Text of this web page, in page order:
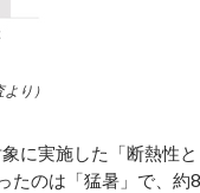
り）
に実施した「断熱性と
たのは「猛暑」で、約8